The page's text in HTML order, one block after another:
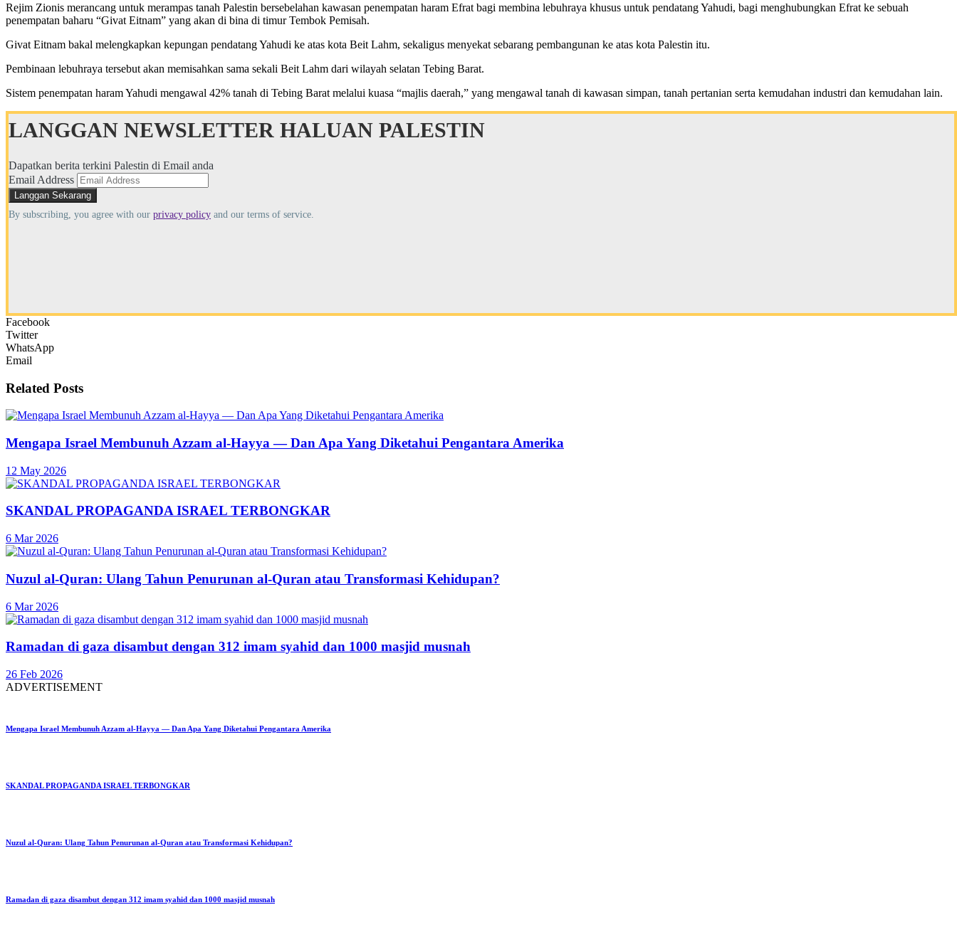
Rejim Zionis merancang untuk merampas tanah Palestin bersebelahan kawasan penempatan haram Efrat bagi membina lebuhraya khusus untuk pendatang Yahudi, bagi menghubungkan Efrat ke sebuah
penempatan baharu “Givat Eitnam” yang akan di bina di timur Tembok Pemisah.
Givat Eitnam bakal melengkapkan kepungan pendatang Yahudi ke atas kota Beit Lahm, sekaligus menyekat sebarang pembangunan ke atas kota Palestin itu.
Pembinaan lebuhraya tersebut akan memisahkan sama sekali Beit Lahm dari wilayah selatan Tebing Barat.
Sistem penempatan haram Yahudi mengawal 42% tanah di Tebing Barat melalui kuasa “majlis daerah,” yang mengawal tanah di kawasan simpan, tanah pertanian serta kemudahan industri dan kemudahan lain.
LANGGAN NEWSLETTER HALUAN PALESTIN
Dapatkan berita terkini Palestin di Email anda
Email Address
By subscribing, you agree with our privacy policy and our terms of service.
Facebook
Twitter
WhatsApp
Email
Related Posts
Mengapa Israel Membunuh Azzam al-Hayya — Dan Apa Yang Diketahui Pengantara Amerika
12 May 2026
SKANDAL PROPAGANDA ISRAEL TERBONGKAR
6 Mar 2026
Nuzul al-Quran: Ulang Tahun Penurunan al-Quran atau Transformasi Kehidupan?
6 Mar 2026
Ramadan di gaza disambut dengan 312 imam syahid dan 1000 masjid musnah
26 Feb 2026
ADVERTISEMENT
Mengapa Israel Membunuh Azzam al-Hayya — Dan Apa Yang Diketahui Pengantara Amerika
SKANDAL PROPAGANDA ISRAEL TERBONGKAR
Nuzul al-Quran: Ulang Tahun Penurunan al-Quran atau Transformasi Kehidupan?
Ramadan di gaza disambut dengan 312 imam syahid dan 1000 masjid musnah